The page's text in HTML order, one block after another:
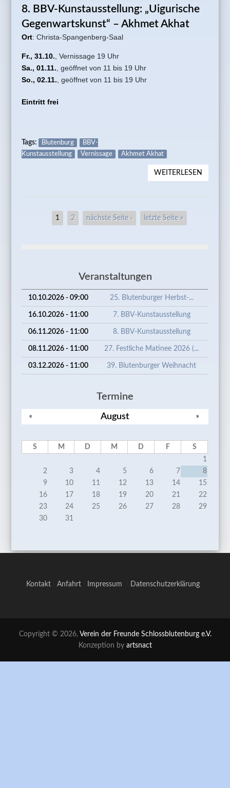
8. BBV-Kunstausstellung: „Uigurische
Gegenwartskunst“ – Akhmet Akhat
Ort: Christa-Spangenberg-Saal
Fr., 31.10. , Vernissage 19 Uhr
Sa., 01.11. , geöffnet von 11 bis 19 Uhr
So., 02.11. , geöffnet von 11 bis 19 Uhr
Eintritt frei
Tags: Blutenburg
BBV-
Kunstausstellung
Vernissage Akhmet Akhat
WEITERLESEN
1 2 nächste Seite › letzte Seite »
Veranstaltungen
10.10.2026 - 09:00 25. Blutenburger Herbst-...
16.10.2026 - 11:00 7. BBV-Kunstausstellung
06.11.2026 - 11:00 8. BBV-Kunstausstellung
08.11.2026 - 11:00 27. Festliche Matinee 2026 (...
03.12.2026 - 11:00 39. Blutenburger Weihnacht
Termine
August
« »
S M D M D F
S
1
2
3 4 5 6 7
8
9
10 11 12 13 14
15
16
17 18 19 20 21
22
23
24 25 26 27 28
29
30
31
Kontakt Anfahrt Impressum Datenschutzerklärung
Copyright © 2026, Verein der Freunde Schlossblutenburg e.V.
Konzeption by artsnact